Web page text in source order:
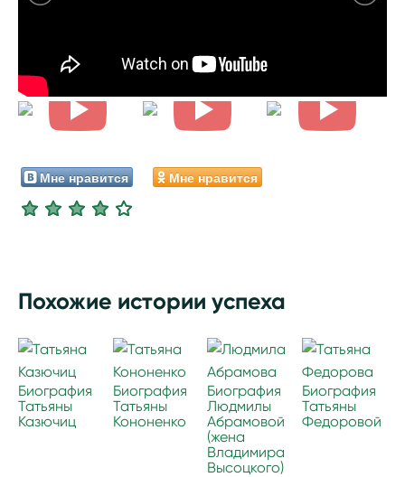
Мне нравится Мне нравится
Похожие истории успеха
Биография
Татьяны
Казючиц
Биография
Татьяны
Кононенко
Биография
Людмилы
Абрамовой
(жена
Владимира
Высоцкого)
Биография
Татьяны
Федоровой